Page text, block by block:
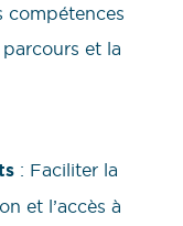
compétences
et la
: Faciliter la
et l’accès à